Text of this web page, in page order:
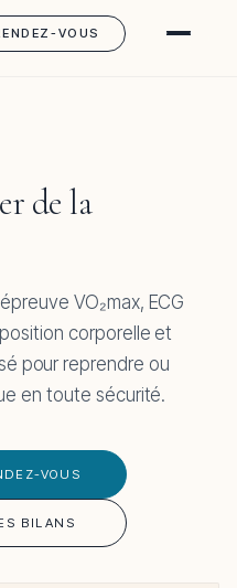
VOUS
de la
VO₂max, ECG
corporelle et
pour reprendre ou
en toute sécurité.
VOUS
BILANS